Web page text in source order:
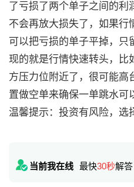
了亏损了两个单子之间的利
不会再放大损失了，如果行
可以把亏损的单子平掉，只
现的就是行情快速转头，比
方压力位附近了，很可能高
置做空单来确保一单跳水可
温馨提示：投资有风险，选
当前我在线 最快30秒解答